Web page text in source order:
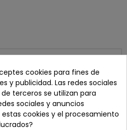
+
cookies para fines de
y publicidad. Las redes sociales
terceros se utilizan para
sociales y anuncios
cookies y el procesamiento